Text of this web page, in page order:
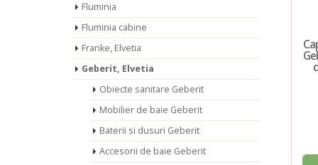
Fluminia
Fluminia cabine
Franke, Elvetia
Geberit, Elvetia
Obiecte sanitare Geberit
Mobilier de baie Geberit
Baterii si dusuri Geberit
Accesorii de baie Geberit